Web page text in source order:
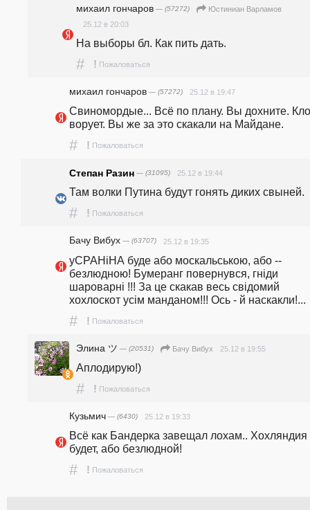
михаил гончаров — (57272)
Юстиниан Варламов
25.12 в 20:03
На выборы бл. Как пить дать.
# ! Пожаловаться
михаил гончаров — (57272) 25.12 в 19:47
Свиномордые... Всё по плану. Вы дохните.
ворует. Вы же за это скакали на Майдане.
# ! Пожаловаться
Степан Разин — (31095) 25.12 в 19:44
Там волки Путина будут гонять диких свыней.
# ! Пожаловаться
Бачу Вибух — (63707) 25.12 в 19:35
уСРАНiНА буде або москальською, або --
безлюдною! Бумеранг повернувся, гнiди
шароварнi !!! За це скакав весь свiдомий
хохлоскот усiм манданом!!! Ось - й наскакли!...
# ! Пожаловаться
Элина ツ — (20531) Бачу Вибух 25.12 в 19:55
Аплодирую!)
# ! Пожаловаться
Кузьмич — (6430) 25.12 в 19:33
Всё как Бандерка завещал лохам.. Хохляндия
будет, або безлюдной!
# ! Пожаловаться